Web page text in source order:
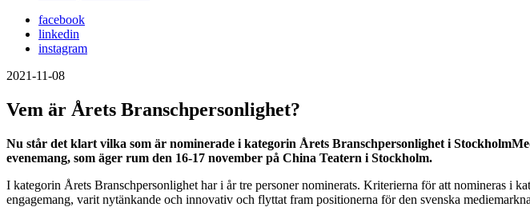
facebook
linkedin
instagram
2021-11-08
Vem är Årets Branschpersonlighet?
Nu står det klart vilka som är nominerade i kategorin Årets Branschpersonlighet i
evenemang, som äger rum den 16-17 november på China Teatern i Stockholm.
I kategorin Årets Branschpersonlighet har i år tre personer nominerats. Kriterierna för att nomineras i
engagemang, varit nytänkande och innovativ och flyttat fram positionerna för den svenska